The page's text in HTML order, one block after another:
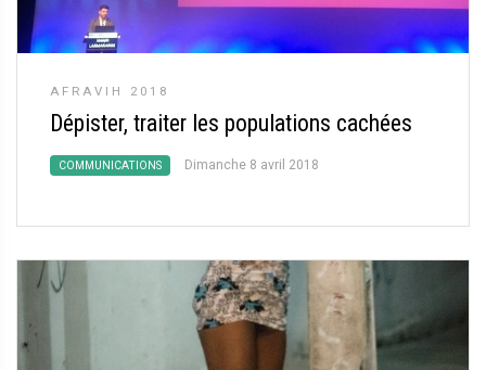
AFRAVIH 2018
Dépister, traiter les populations cachées
COMMUNICATIONS Dimanche 8 avril 2018